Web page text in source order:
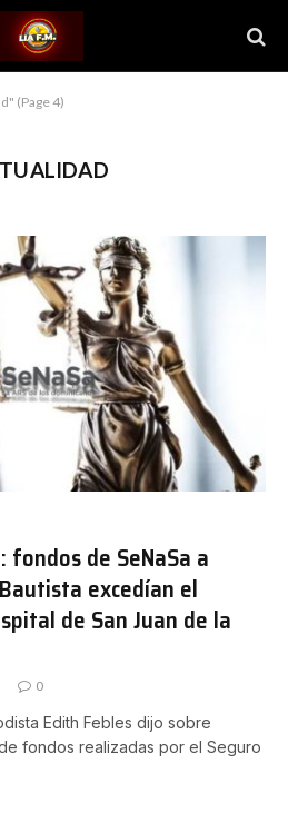
(Page 4)
fondos de SeNaSa a
excedían el
de San Juan de la
0
Edith Febles dijo sobre
fondos realizadas por el Seguro